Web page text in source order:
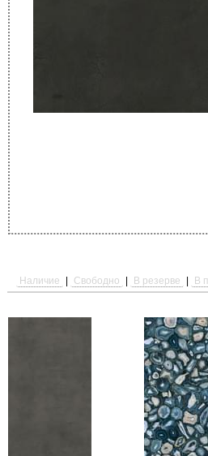
Наличие Свободно В резерве В